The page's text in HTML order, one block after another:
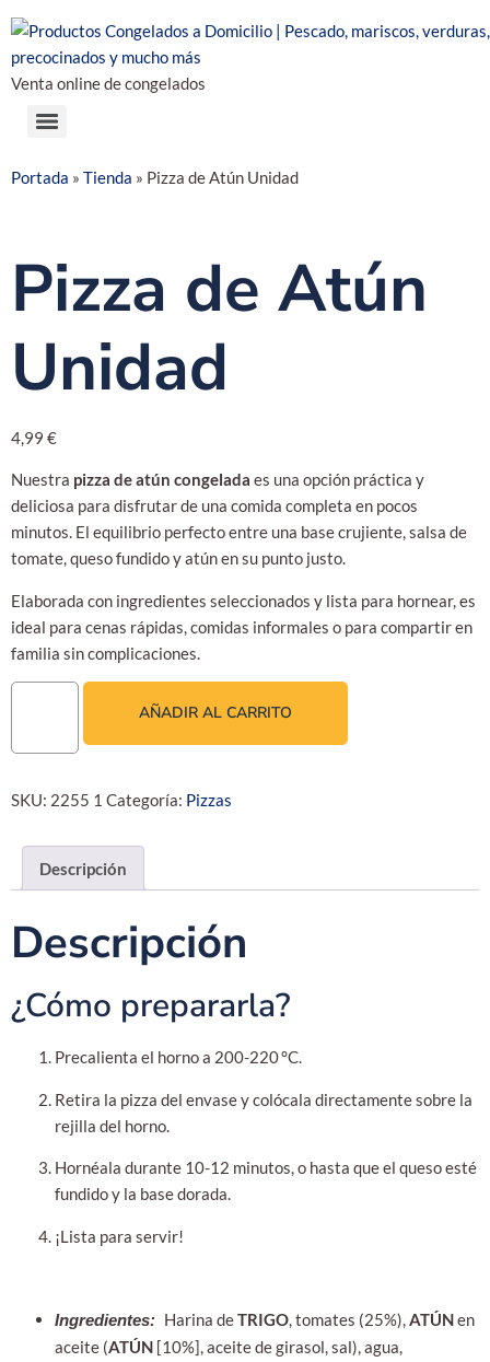
Venta online de congelados
Portada » Tienda » Pizza de Atún Unidad
Pizza de Atún
Unidad
4,99 €
Nuestra pizza de atún congelada es una opción práctica y
deliciosa para disfrutar de una comida completa en pocos
minutos. El equilibrio perfecto entre una base crujiente, salsa de
tomate, queso fundido y atún en su punto justo.
Elaborada con ingredientes seleccionados y lista para hornear, es
ideal para cenas rápidas, comidas informales o para compartir en
familia sin complicaciones.
AÑADIR AL CARRITO
SKU: 2255 1 Categoría: Pizzas
Descripción
Descripción
¿Cómo prepararla?
Precalienta el horno a 200-220 °C.
Retira la pizza del envase y colócala directamente sobre la
rejilla del horno.
Hornéala durante 10-12 minutos, o hasta que el queso esté
fundido y la base dorada.
¡Lista para servir!
Ingredientes: Harina deTRIGO, tomates (25%),ATÚNen
aceite (ATÚN [10%], aceite de girasol, sal), agua,